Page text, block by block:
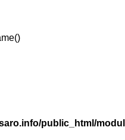
public_html/